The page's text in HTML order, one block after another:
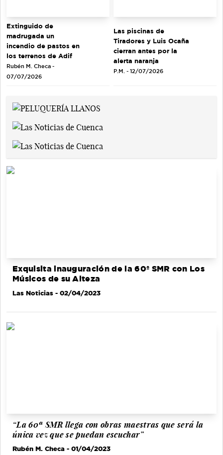
Extinguido de
madrugada un
incendio de pastos en
los terrenos de Adif
Rubén M. Checa -
07/07/2026
Las piscinas de
Tiradores y Luis Ocaña
cierran antes por la
alerta naranja
P.M. - 12/07/2026
Exquisita inauguración de la 60ª SMR con Los
Músicos de su Alteza
Las Noticias - 02/04/2023
“La 60ª SMR llega con obras maestras que será la
única vez que se puedan escuchar”
Rubén M. Checa - 01/04/2023